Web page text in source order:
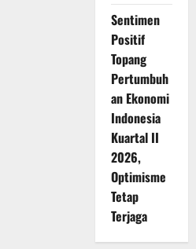
Sentimen
Positif
Topang
Pertumbuh
an Ekonomi
Indonesia
Kuartal II
2026,
Optimisme
Tetap
Terjaga